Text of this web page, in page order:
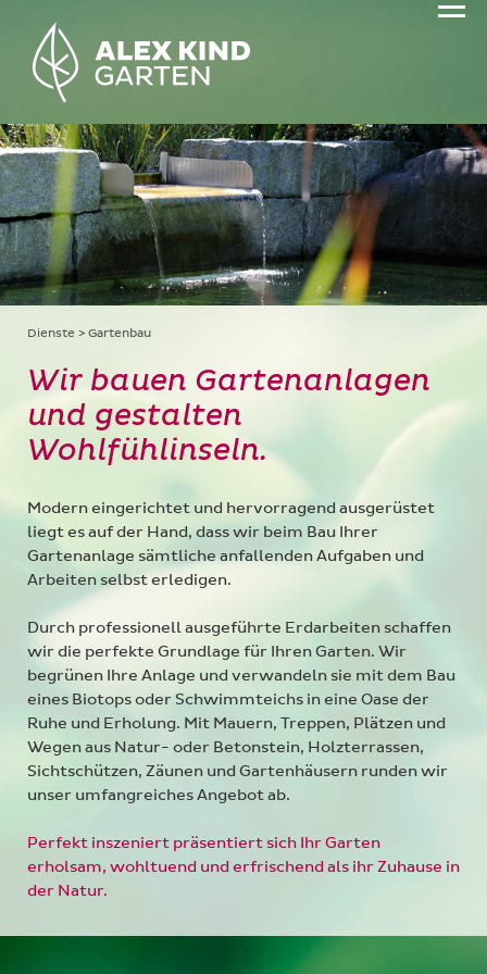
Dienste Gartenbau
Wir bauen Gartenanlagen
und gestalten
Wohlfühlinseln.
Modern eingerichtet und hervorragend ausgerüstet
liegt es auf der Hand, dass wir beim Bau Ihrer
Gartenanlage sämtliche anfallenden Aufgaben und
Arbeiten selbst erledigen.
Durch professionell ausgeführte Erdarbeiten schaffen
wir die perfekte Grundlage für Ihren Garten. Wir
begrünen Ihre Anlage und verwandeln sie mit dem Bau
eines Biotops oder Schwimmteichs in eine Oase der
Ruhe und Erholung. Mit Mauern, Treppen, Plätzen und
Wegen aus Natur- oder Betonstein, Holzterrassen,
Sichtschützen, Zäunen und Gartenhäusern runden wir
unser umfangreiches Angebot ab.
Perfekt inszeniert präsentiert sich Ihr Garten
erholsam, wohltuend und erfrischend als ihr Zuhause in
der Natur.